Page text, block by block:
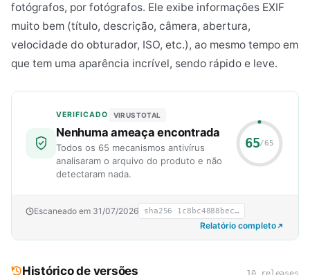
fotógrafos, por fotógrafos. Ele exibe informações EXIF
muito bem (título, descrição, câmera, abertura,
velocidade do obturador, ISO, etc.), ao mesmo tempo em
que tem uma aparência incrível, sendo rápido e leve.
VERIFICADO VIRUSTOTAL
Nenhuma ameaça encontrada
Todos os 65 mecanismos antivírus
analisaram o arquivo do produto e não
detectaram nada.
65/65
Escaneado em 31/07/2026 sha256 1c8bc4888bec…
Relatório completo
Histórico de versões